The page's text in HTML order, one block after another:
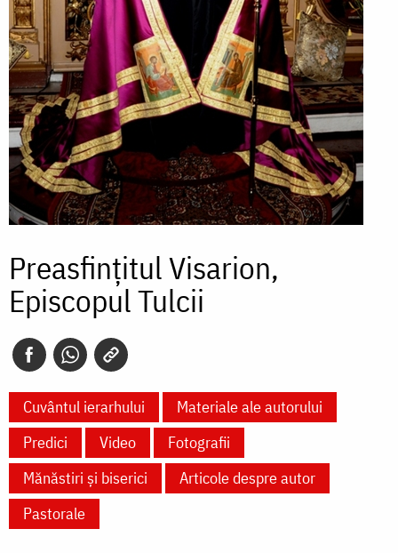
Preasfințitul Visarion,
Episcopul Tulcii
Cuvântul ierarhului
Materiale ale autorului
Predici
Video
Fotografii
Mănăstiri și biserici
Articole despre autor
Pastorale